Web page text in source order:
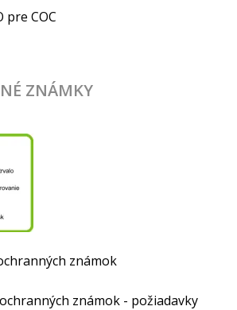
pre COC
ZNÁMKY
známok
známok - požiadavky